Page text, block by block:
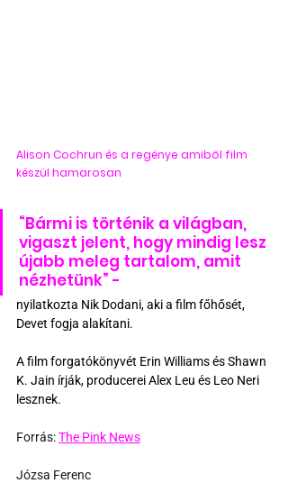
Alison Cochrun és a regénye amiből film
készül hamarosan
“Bármi is történik a világban,
vigaszt jelent, hogy mindig lesz
újabb meleg tartalom, amit
nézhetünk” -
nyilatkozta Nik Dodani, aki a film főhősét,
Devet fogja alakítani.
A film forgatókönyvét Erin Williams és Shawn
K. Jain írják, producerei Alex Leu és Leo Neri
lesznek.
Forrás: The Pink News
Józsa Ferenc